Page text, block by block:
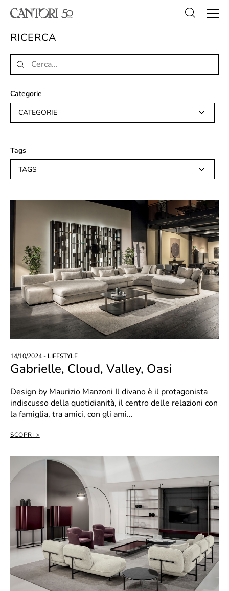
RICERCA
Categorie
CATEGORIE
Tags
TAGS
14/10/2024 - LIFESTYLE
Gabrielle, Cloud, Valley, Oasi
Design by Maurizio Manzoni Il divano è il protagonista
indiscusso della quotidianità, il centro delle relazioni con
la famiglia, tra amici, con gli ami...
SCOPRI